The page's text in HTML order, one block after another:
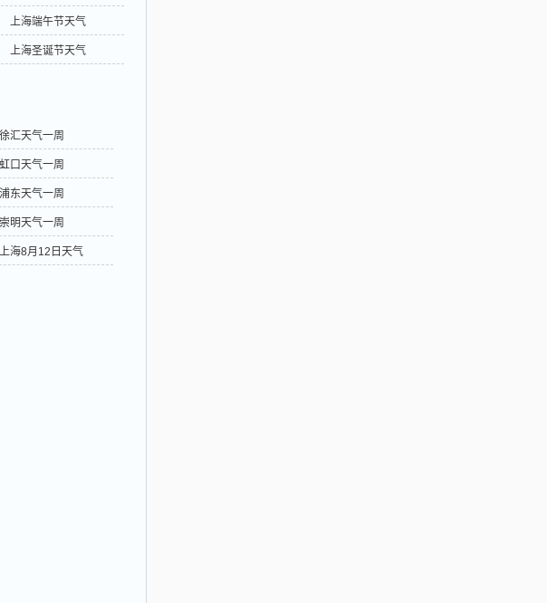
上海端午节天气
上海圣诞节天气
徐汇天气一周
虹口天气一周
浦东天气一周
崇明天气一周
上海8月12日天气